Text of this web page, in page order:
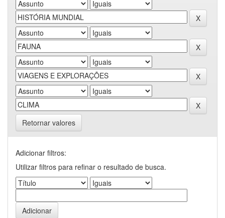
Retornar valores
Adicionar filtros:
Utilizar filtros para refinar o resultado de busca.